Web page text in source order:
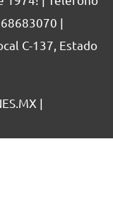
|
C-137, Estado
|